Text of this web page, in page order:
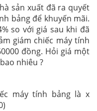
sản xuất đã ra quyết
bảng để khuyến mãi.
so với giá sau khi đã
giám chiếc máy tính
đồng. Hỏi giá một
nhiêu ?
máy tính bảng là x